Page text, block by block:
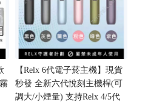
【Relx 6代電子菸主機】現貨
秒發 全新六代悅刻主機桿(可
調大/小煙量) 支持Relx 4/5代